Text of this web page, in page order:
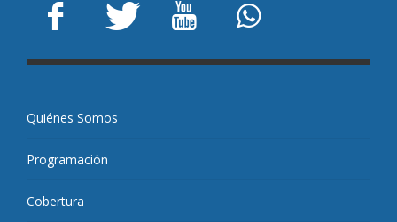
Quiénes Somos
Programación
Cobertura